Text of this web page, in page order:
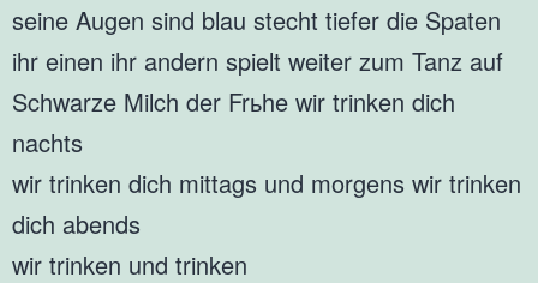
seine Augen sind blau stecht tiefer die Spaten
ihr einen ihr andern spielt weiter zum Tanz auf
Schwarze Milch der Frьhe wir trinken dich
nachts
wir trinken dich mittags und morgens wir trinken
dich abends
wir trinken und trinken